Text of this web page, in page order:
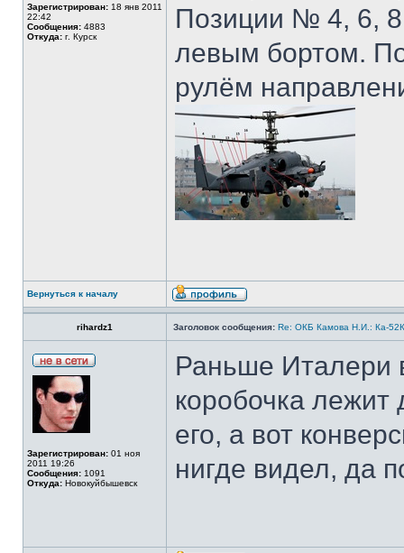
Зарегистрирован: 18 янв 2011
22:42
Сообщения: 4883
Откуда: г. Курск
Позиции № 4, 6,
левым бортом.
рулём
Вернуться к началу
rihardz1 Заголовок сообщения: Re: ОКБ Камова Н.И.: Ка-
Зарегистрирован: 01 ноя
2011 19:26
Сообщения: 1091
Откуда: Новокуйбышевск
Раньше Италери
коробочка лежит
его, а вот
нигде видел, да